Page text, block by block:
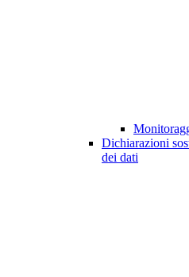
Dichiarazioni
dei dati